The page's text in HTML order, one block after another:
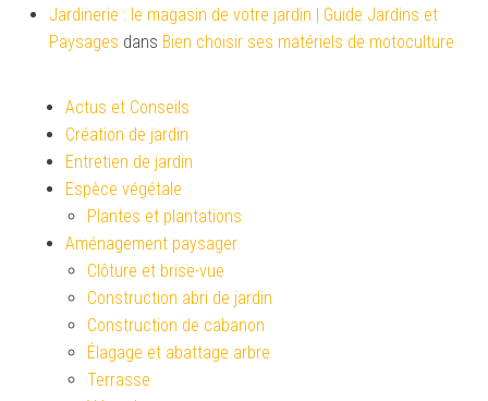
Jardinerie : le magasin de votre jardin | Guide Jardins et
Paysages dans Bien choisir ses matériels de motoculture
Actus et Conseils
Création de jardin
Entretien de jardin
Espèce végétale
Plantes et plantations
Aménagement paysager
Clôture et brise-vue
Construction abri de jardin
Construction de cabanon
Élagage et abattage arbre
Terrasse